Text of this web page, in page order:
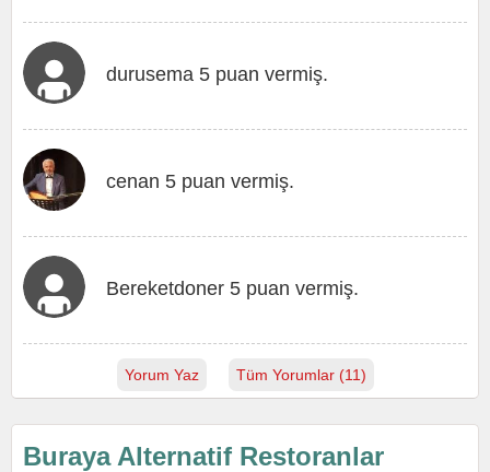
durusema 5 puan vermiş.
cenan 5 puan vermiş.
Bereketdoner 5 puan vermiş.
Yorum Yaz Tüm Yorumlar (11)
Buraya Alternatif Restoranlar